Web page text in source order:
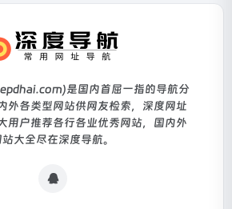
是国内首屈一指的导航分
外各类型网站供网友检索，深度网址
用户推荐各行各业优秀网站，国内外
站大全尽在深度导航。